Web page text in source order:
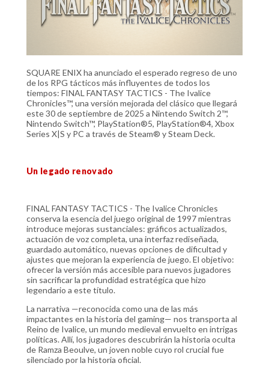
SQUARE ENIX ha anunciado el esperado regreso de uno
de los RPG tácticos más influyentes de todos los
tiempos: FINAL FANTASY TACTICS - The Ivalice
Chronicles™, una versión mejorada del clásico que llegará
este 30 de septiembre de 2025 a Nintendo Switch 2™,
Nintendo Switch™, PlayStation®5, PlayStation®4, Xbox
Series X|S y PC a través de Steam® y Steam Deck.
Un legado renovado
FINAL FANTASY TACTICS - The Ivalice Chronicles
conserva la esencia del juego original de 1997 mientras
introduce mejoras sustanciales: gráficos actualizados,
actuación de voz completa, una interfaz rediseñada,
guardado automático, nuevas opciones de dificultad y
ajustes que mejoran la experiencia de juego. El objetivo:
ofrecer la versión más accesible para nuevos jugadores
sin sacrificar la profundidad estratégica que hizo
legendario a este título.
La narrativa —reconocida como una de las más
impactantes en la historia del gaming— nos transporta al
Reino de Ivalice, un mundo medieval envuelto en intrigas
políticas. Allí, los jugadores descubrirán la historia oculta
de Ramza Beoulve, un joven noble cuyo rol crucial fue
silenciado por la historia oficial.